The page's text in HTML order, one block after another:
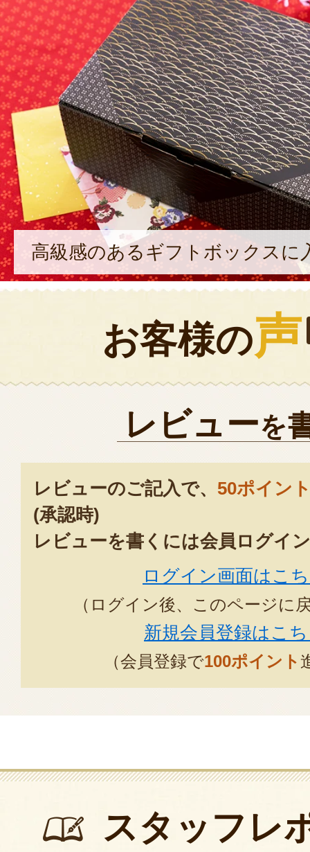
高級感のあるギフトボックスに
お客様の声
レビューを
レビューのご記入で、 50ポイン
(承認時)
レビューを書くには会員ログイ
ログイン画面はこ
（ログイン後、このページに
新規会員登録はこ
（会員登録で100ポイント
スタッフレ